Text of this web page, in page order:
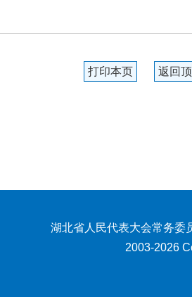
打印本页 返回
湖北省人民代表大会常务委
2003-2026